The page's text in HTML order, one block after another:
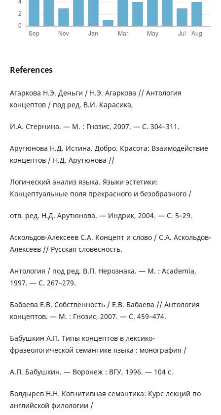
References
Агаркова Н.Э. Деньги / Н.Э. Агаркова // Антология
концептов / под ред. В.И. Карасика,
И.А. Стернина. — М. : Гнозис, 2007. — С. 304–311.
Арутюнова Н.Д. Истина. Добро. Красота: Взаимодействие
концептов / Н.Д. Арутюнова //
Логический анализ языка. Языки эстетики:
Концептуальные поля прекрасного и безобразного /
отв. ред. Н.Д. Арутюнова. — Индрик, 2004. — С. 5–29.
Аскольдов-Алексеев С.А. Концепт и слово / С.А. Аскольдов-
Алексеев // Русская словесность.
Антология / под ред. В.П. Нерознака. — М. : Academia,
1997. — С. 267–279.
Бабаева Е.В. Собственность / Е.В. Бабаева // Антология
концептов. — М. : Гнозис, 2007. — С. 459–474.
Бабушкин А.П. Типы концептов в лексико-
фразеологической семантике языка : монография /
А.П. Бабушкин. — Воронеж : ВГУ, 1996. — 104 с.
Болдырев Н.Н. Когнитивная семантика: Курс лекций по
английской филологии /